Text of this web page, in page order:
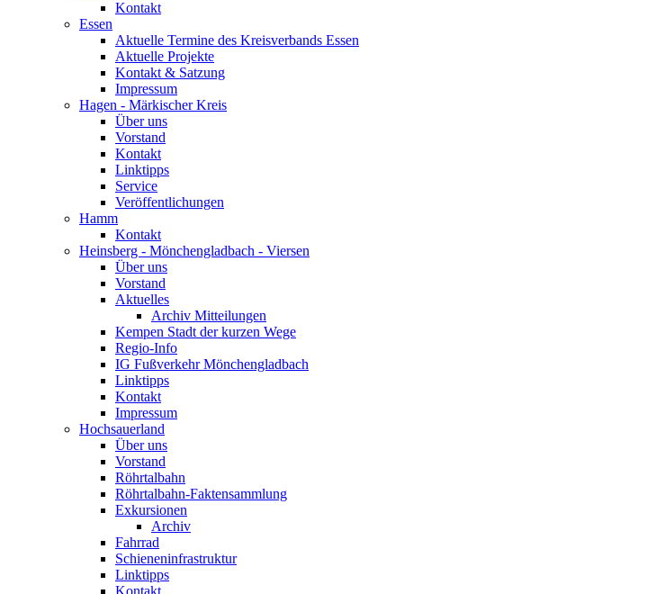
Kontakt
Essen
Aktuelle Termine des Kreisverbands Essen
Aktuelle Projekte
Kontakt & Satzung
Impressum
Hagen - Märkischer Kreis
Über uns
Vorstand
Kontakt
Linktipps
Service
Veröffentlichungen
Hamm
Kontakt
Heinsberg - Mönchengladbach - Viersen
Über uns
Vorstand
Aktuelles
Archiv Mitteilungen
Kempen Stadt der kurzen Wege
Regio-Info
IG Fußverkehr Mönchengladbach
Linktipps
Kontakt
Impressum
Hochsauerland
Über uns
Vorstand
Röhrtalbahn
Röhrtalbahn-Faktensammlung
Exkursionen
Archiv
Fahrrad
Schieneninfrastruktur
Linktipps
Kontakt